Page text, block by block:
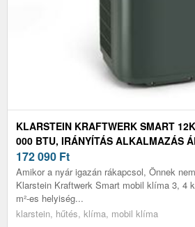
KLARSTEIN KRAFTWERK SMART
000 BTU, IRÁNYÍTÁS ALKALMAZÁS
172 090 Ft
Amikor a nyár igazán rákapcsol, Önnek
Klarstein Kraftwerk Smart mobil klíma 3, 4
m²-es helyiség...
klarstein, hűtés, klíma, mobil klíma